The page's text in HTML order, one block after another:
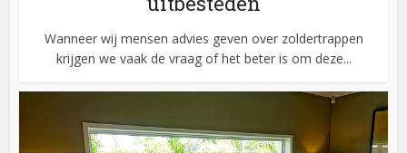
Wanneer wij mensen advies geven over zoldertrappen
krijgen we vaak de vraag of het beter is om deze...